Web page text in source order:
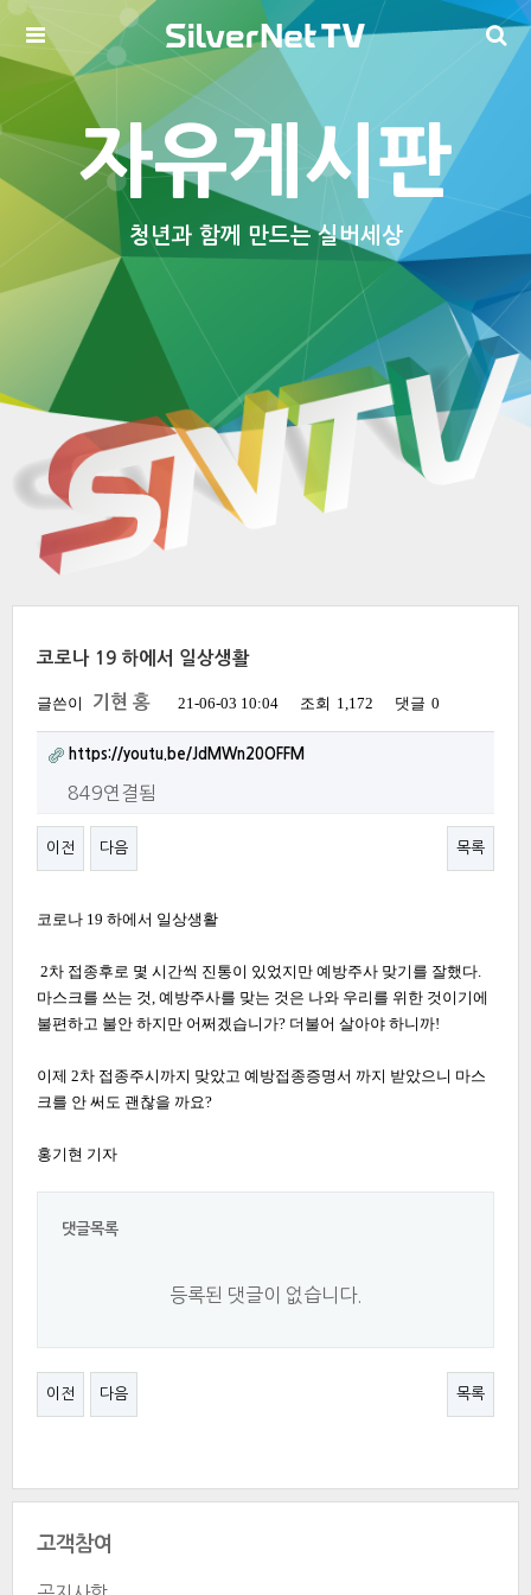
자유게시판
청년과 함께 만드는 실버세상
코로나 19 하에서 일상생활
글쓴이 기현 홍 21-06-03 10:04 조회 1,172 댓글 0
https://youtu.be/JdMWn20OFFM
849연결됨
이전 다음 목록
코로나 19 하에서 일상생활
2차 접종후로 몇 시간씩 진통이 있었지만 예방주사 맞기를 잘했다.
마스크를 쓰는 것, 예방주사를 맞는 것은 나와 우리를 위한 것이기에
불편하고 불안 하지만 어쩌겠습니가? 더불어 살아야 하니까!
이제 2차 접종주시까지 맞았고 예방접종증명서 까지 받았으니 마스
크를 안 써도 괜찮을 까요?
홍기현 기자
댓글목록
등록된 댓글이 없습니다.
이전 다음 목록
고객참여